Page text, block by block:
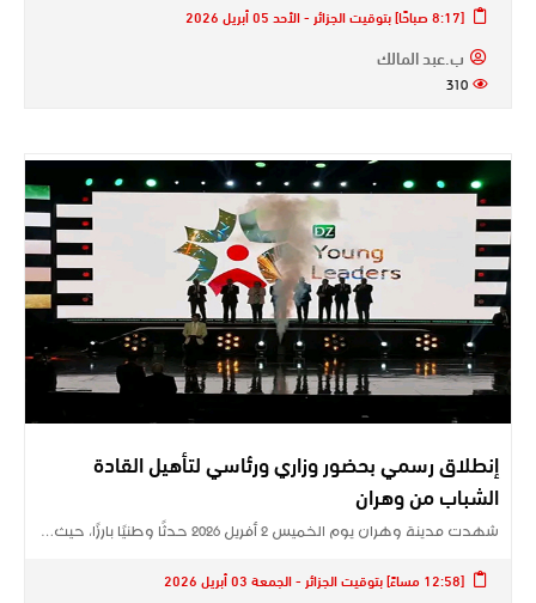
[8:17 صباحًا] بتوقيت الجزائر - الأحد 05 أبريل 2026
ب.عبد المالك
310
إنطلاق رسمي بحضور وزاري ورئاسي لتأهيل القادة
الشباب من وهران
شهدت مدينة وهران يوم الخميس 2 أفريل 2026 حدثًا وطنيًا بارزًا، حيث…
[12:58 مساءً] بتوقيت الجزائر - الجمعة 03 أبريل 2026